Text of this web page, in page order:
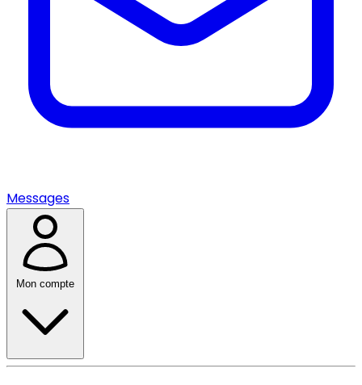
Messages
Mon compte